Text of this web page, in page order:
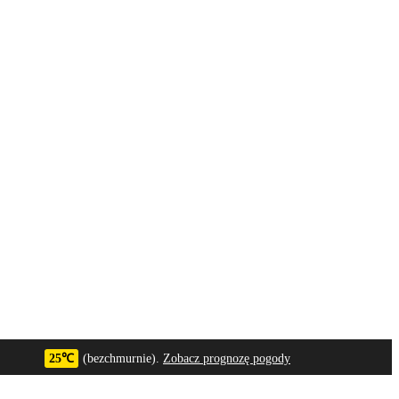
25℃ (bezchmurnie). Zobacz prognozę pogody